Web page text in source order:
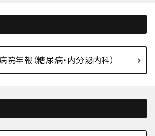
年報（糖尿病・内分泌内科）